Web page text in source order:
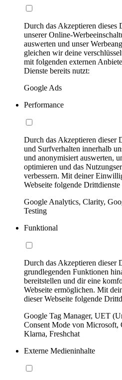
Durch das Akzeptieren
unserer Online-
auswerten und unser
gleichen wir deine
mit folgenden externen
Dienste bereits nutzt:
Google Ads
Performance
Durch das Akzeptieren dieser
und Surfverhalten innerhalb
und anonymisiert auswerten,
optimieren und das
verbessern. Mit deiner
Webseite folgende Drittdienste
Google Analytics, Clarity,
Testing
Funktional
Durch das Akzeptieren dieser
grundlegenden Funktionen
bereitstellen und dir eine
Webseite ermöglichen. Mit
dieser Webseite folgende
Google Tag Manager, UET
Consent Mode von Microsoft,
Klarna, Freshchat
Externe Medieninhalte